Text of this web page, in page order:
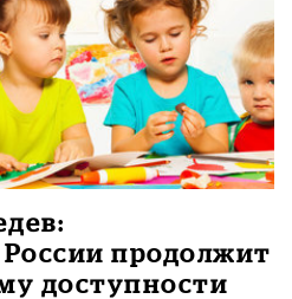
продолжит
доступности